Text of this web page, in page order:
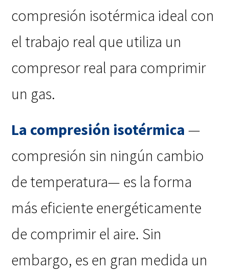
compresión isotérmica ideal con
el trabajo real que utiliza un
compresor real para comprimir
un gas.
La compresión isotérmica —
compresión sin ningún cambio
de temperatura— es la forma
más eficiente energéticamente
de comprimir el aire. Sin
embargo, es en gran medida un